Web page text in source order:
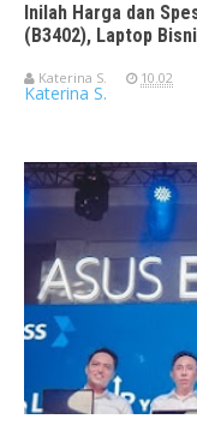
Inilah Harga dan
(B3402), Laptop
Katerina S. 10.02
Katerina S.